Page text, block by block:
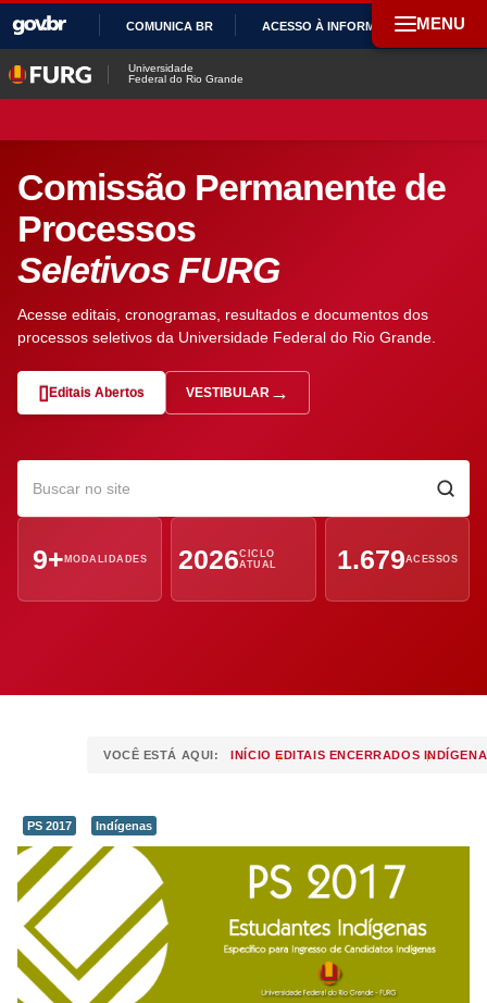
CONTEÚDO
COMUNICA BR ACESSO À INFORMAÇÃO
Universidade
Federal do Rio Grande
Comissão Permanente de
Processos
Seletivos FURG
Acesse editais, cronogramas, resultados e documentos dos
processos seletivos da Universidade Federal do Rio Grande.
Editais Abertos VESTIBULAR
— ABRE EM NOVA ABA
Pesquisar no site
9+ MODALIDADES 2026CICLO
ATUAL
1.679ACESSOS
VOCÊ ESTÁ AQUI: INÍCIO EDITAIS ENCERRADOS
PS 2017 Indígenas
MENU